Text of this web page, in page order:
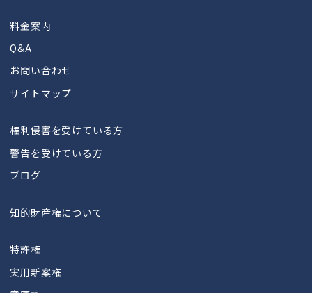
料金案内
Q&A
お問い合わせ
サイトマップ
権利侵害を受けている方
警告を受けている方
ブログ
知的財産権について
特許権
実用新案権